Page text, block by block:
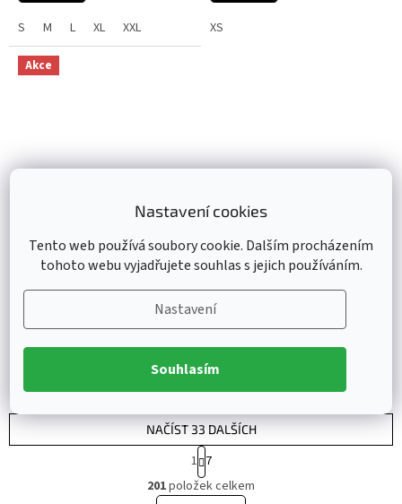
Nastavení cookies
Tento web používá soubory cookie. Dalším procházením
tohoto webu vyjadřujete souhlas s jejich používáním.
Nastavení
Souhlasím
S M L XL XXL XS
Akce
Pánské tričko PRAGANO
Championship Czechia MS
2024 White HOŠI
DĚKUJEM
Skladem - ihned k odeslání(1 ks)
O
v
NAČÍST 33 DALŠÍCH
S
t
r
á
1 7
201položek celkem